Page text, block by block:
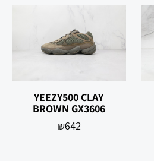
YEEZY500 CLAY
BROWN GX3606
₪642